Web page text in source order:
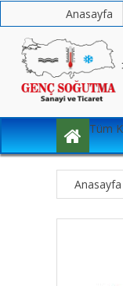
Anasayfa
Tüm
Anasayfa